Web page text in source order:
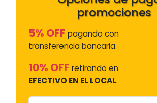
promociones
5% OFF pagando con
transferencia bancaria.
10% OFF retirando en
EFECTIVO EN EL LOCAL.